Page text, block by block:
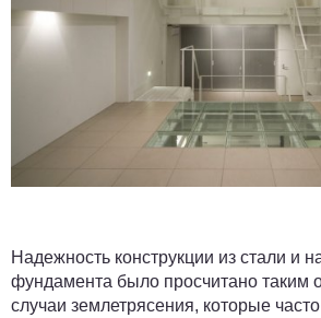
Надежность конструкции из стали и
фундамента было просчитано таким
случаи землетрясения, которые